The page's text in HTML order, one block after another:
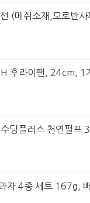
(메쉬소재,모로반
후라이팬, 24cm,
수딩플러스 천연펄
자 4종 세트 167g,